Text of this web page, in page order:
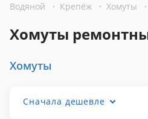
Водяной · Крепёж · Хомуты ·
Хомуты
Хомуты
Сначала дешевле